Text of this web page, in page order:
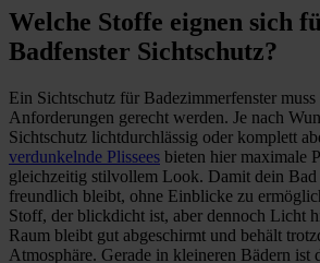
Welche Stoffe eignen sich
Badfenster Sichtschutz?
Ein Sichtschutz für Badezimmerfenster muss
Anforderungen gerecht werden. Je nach
Sichtschutz lichtdurchlässig oder komplett
verdunkelnde Plissees bieten hier maximale
gleichzeitig stilvollem Look. Damit dein
freundlich bleibt, ohne Einblicke zu
Stoff, der blickdicht ist, aber dennoch Licht
Raum bleibt gut abgeschirmt und behält
Atmosphäre. Gerade in kleineren Bädern ist